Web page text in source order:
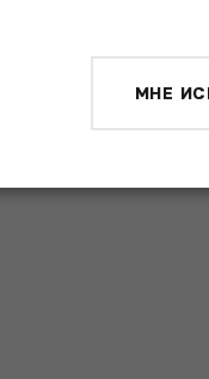
МНЕ